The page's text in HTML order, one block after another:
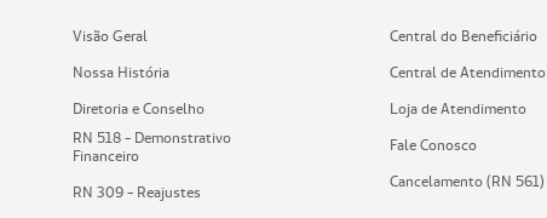
Visão Geral
Nossa História
Diretoria e Conselho
RN 518 - Demonstrativo
Financeiro
RN 309 - Reajustes
Central do Beneficiário
Central de Atendimento
Loja de Atendimento
Fale Conosco
Cancelamento (RN 561)